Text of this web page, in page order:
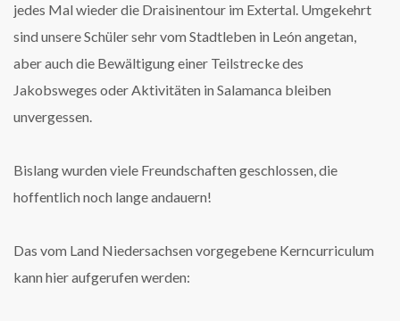
jedes Mal wieder die Draisinentour im Extertal. Umgekehrt
sind unsere Schüler sehr vom Stadtleben in León angetan,
aber auch die Bewältigung einer Teilstrecke des
Jakobsweges oder Aktivitäten in Salamanca bleiben
unvergessen.
Bislang wurden viele Freundschaften geschlossen, die
hoffentlich noch lange andauern!
Das vom Land Niedersachsen vorgegebene Kerncurriculum
kann hier aufgerufen werden: